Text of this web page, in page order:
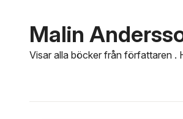
Malin
Visar alla böcker från författaren .